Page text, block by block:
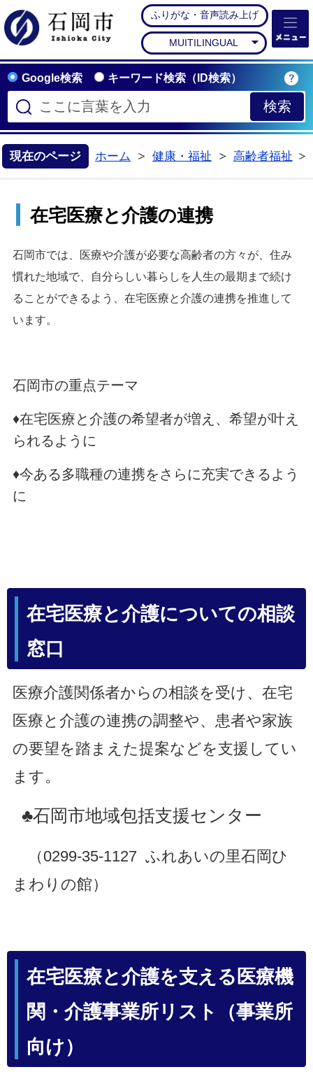
石岡市公式ホームペー
ふりがな・音声読み上げ
MUITILINGUAL
Google検索 キーワード検索（ID検索）
現在のページ ホーム
健康・福祉
高齢者福祉
在宅医療と介護の連携
石岡市では、医療や介護が必要な高齢者の方々が、住み
慣れた地域で、自分らしい暮らしを人生の最期まで続け
ることができるよう、在宅医療と介護の連携を推進して
います。
石岡市の重点テーマ
♦在宅医療と介護の希望者が増え、希望が叶え
られるように
♦今ある多職種の連携をさらに充実できるよう
に
在宅医療と介護についての相談
窓口
医療介護関係者からの相談を受け、在宅
医療と介護の連携の調整や、患者や家族
の要望を踏まえた提案などを支援してい
ます。
♣石岡市地域包括支援センター
（0299-35-1127 ふれあいの里石岡ひ
まわりの館）
在宅医療と介護を支える医療機
関・介護事業所リスト（事業所
向け）